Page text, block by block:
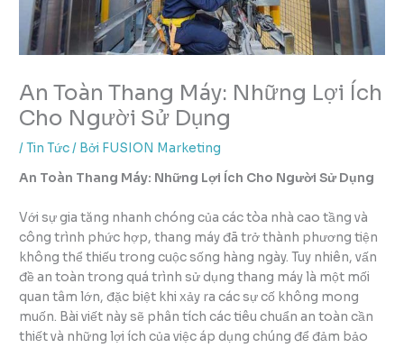
An Toàn Thang Máy: Những Lợi Ích
Cho Người Sử Dụng
/Tin Tức/ Bởi FUSION Marketing
An Toàn Thang Máy: Những Lợi Ích Cho Người Sử Dụng
Với sự gia tăng nhanh chóng của các tòa nhà cao tầng và
công trình phức hợp, thang máy đã trở thành phương tiện
không thể thiếu trong cuộc sống hàng ngày. Tuy nhiên, vấn
đề an toàn trong quá trình sử dụng thang máy là một mối
quan tâm lớn, đặc biệt khi xảy ra các sự cố không mong
muốn. Bài viết này sẽ phân tích các tiêu chuẩn an toàn cần
thiết và những lợi ích của việc áp dụng chúng để đảm bảo